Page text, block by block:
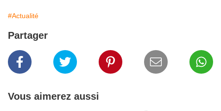
#Actualité
Partager
Vous aimerez aussi